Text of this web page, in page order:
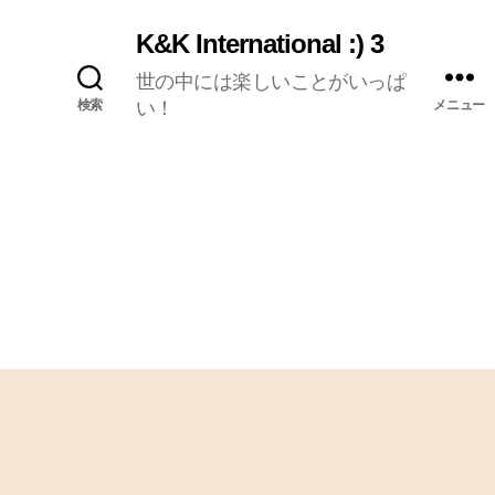
検索
K&K International :) 3
世の中には楽しいことがいっぱ
い！
メニュー